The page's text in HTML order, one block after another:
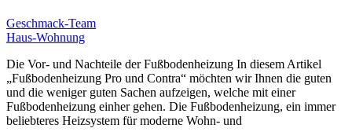
Geschmack-Team
Haus-Wohnung
Die Vor- und Nachteile der Fußbodenheizung In diesem Artikel
„Fußbodenheizung Pro und Contra“ möchten wir Ihnen die guten
und die weniger guten Sachen aufzeigen, welche mit einer
Fußbodenheizung einher gehen. Die Fußbodenheizung, ein immer
beliebteres Heizsystem für moderne Wohn- und